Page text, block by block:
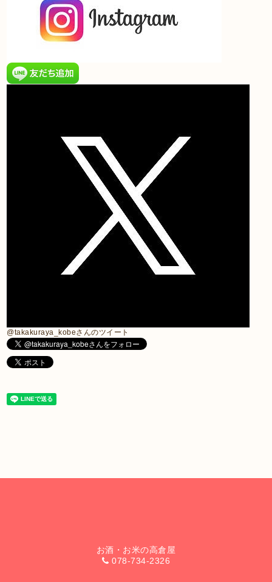
@takakuraya_kobeさんのツイート
お酒・お米の高倉屋
078-734-2326